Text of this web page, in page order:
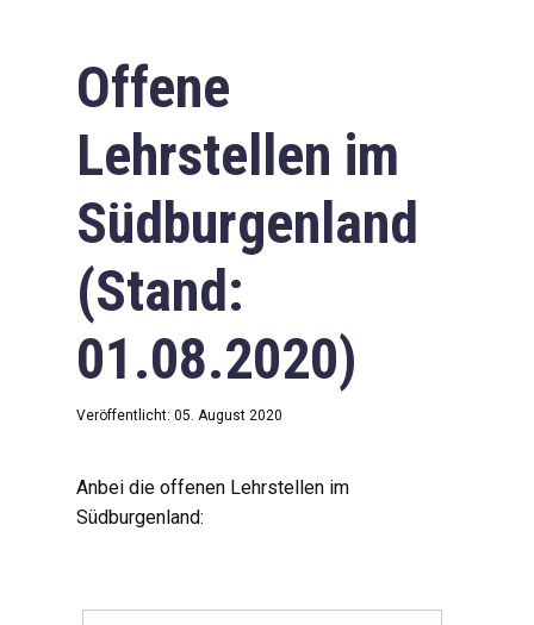
Offene
Lehrstellen im
Südburgenland
(Stand:
01.08.2020)
Veröffentlicht: 05. August 2020
Anbei die offenen Lehrstellen im
Südburgenland: